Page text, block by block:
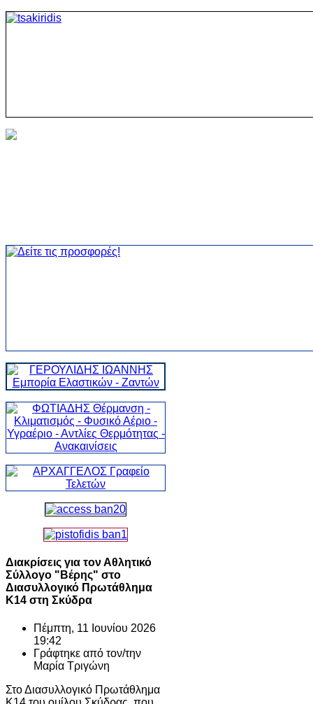
Διακρίσεις για τον Αθλητικό
Σύλλογο "Βέρης" στο
Διασυλλογικό Πρωτάθλημα
Κ14 στη Σκύδρα
Πέμπτη, 11 Ιουνίου 2026
19:42
Γράφτηκε από τον/την
Μαρία Τριγώνη
Στο Διασυλλογικό Πρωτάθλημα